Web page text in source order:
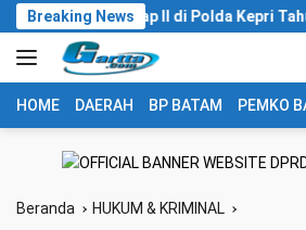
Langsung
ke
konten
Breaking News
Tahap II di Polda Kepri Tahun
HOME DAERAH BP BATAM PEMKO
Beranda HUKUM & KRIMINAL